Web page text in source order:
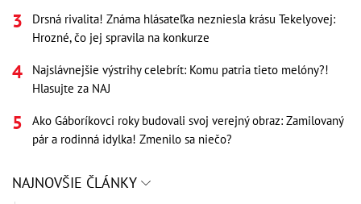
Drsná rivalita! Známa hlásateľka nezniesla krásu Tekelyovej:
Hrozné, čo jej spravila na konkurze
Najslávnejšie výstrihy celebrít: Komu patria tieto melóny?!
Hlasujte za NAJ
Ako Gáboríkovci roky budovali svoj verejný obraz: Zamilovaný
pár a rodinná idylka! Zmenilo sa niečo?
NAJNOVŠIE ČLÁNKY